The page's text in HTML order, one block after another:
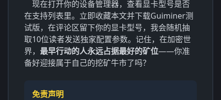
现在打开你的设备管理器，查看显卡型号是否
在支持列表里。立即收藏本文并下载Guiminer测
试版，在评论区留下你的显卡型号，我会随机抽
取10位读者发送独家配置参数。记住，在加密世
界， 最早行动的人永远占据最好的矿位——你准
备好迎接属于自己的挖矿牛市了吗？
免责声明